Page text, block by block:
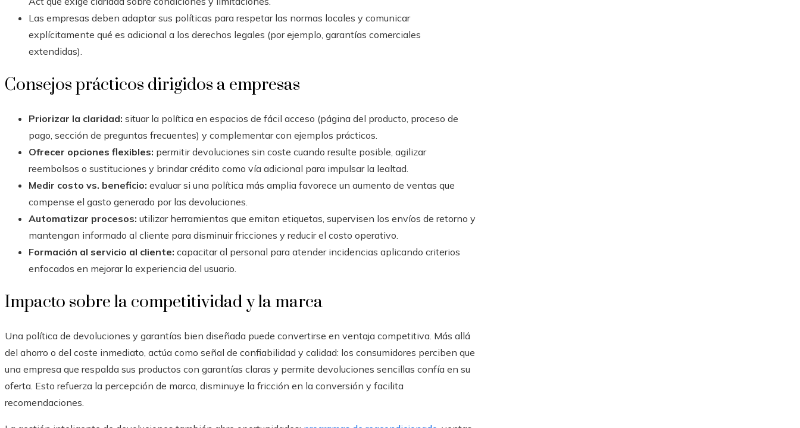
Las empresas deben adaptar sus políticas para respetar las normas locales y comunicar
explícitamente qué es adicional a los derechos legales (por ejemplo, garantías comerciales
extendidas).
Consejos prácticos dirigidos a empresas
Priorizar la claridad: situar la política en espacios de fácil acceso (página del producto, proceso de
pago, sección de preguntas frecuentes) y complementar con ejemplos prácticos.
Ofrecer opciones flexibles: permitir devoluciones sin coste cuando resulte posible, agilizar
reembolsos o sustituciones y brindar crédito como vía adicional para impulsar la lealtad.
Medir costo vs. beneficio: evaluar si una política más amplia favorece un aumento de ventas que
compense el gasto generado por las devoluciones.
Automatizar procesos: utilizar herramientas que emitan etiquetas, supervisen los envíos de retorno y
mantengan informado al cliente para disminuir fricciones y reducir el costo operativo.
Formación al servicio al cliente: capacitar al personal para atender incidencias aplicando criterios
enfocados en mejorar la experiencia del usuario.
Impacto sobre la competitividad y la marca
Una política de devoluciones y garantías bien diseñada puede convertirse en ventaja competitiva. Más allá
del ahorro o del coste inmediato, actúa como señal de confiabilidad y calidad: los consumidores perciben que
una empresa que respalda sus productos con garantías claras y permite devoluciones sencillas confía en su
oferta. Esto refuerza la percepción de marca, disminuye la fricción en la conversión y facilita
recomendaciones.